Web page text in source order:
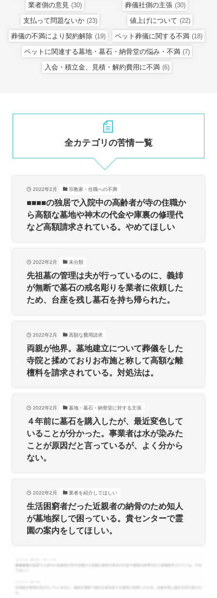
業者側の意見 (30) 葬儀社側の主張 (30)
支払って問題ないか (23) 値上げについて (22)
葬儀の不満により契約解除 (19) ペット葬儀に関する不満 (18)
ペットに関連する墓地・墓石・納骨堂の悩み・不満 (7)
入会・積立金、見積・解約費用に不満 (6)
全カテゴリの苦情一覧
2022年2月 宗教家・住職への不満
■■■■の独居で入院中の高齢者が寺の住職か
ら高額な墓地や神木の代金や庫裏の修理代
など高額請求されている。やめてほしい
2022年2月 未分類
先祖墓の管理は夫が行っているのに、義姉
が無断で墓石の戒名彫りを業者に依頼した
ため、台座を残し墓石を持ち帰られた。
2022年2月 高額な費用請求
両親が他界。墓地建立について葬儀をした
寺院と揉めておりお布施と称して高額な離
檀料を請求されている。対処法は。
2022年2月 墓地・墓石・納骨堂に対する主張
４年前に墓石を購入したが、最近変色して
いることが分かった。事業者は水が染みた
ことが原因だと言っているが、よく分から
ない。
2022年2月 業者を紹介してほしい
生活困窮者だった近親者の納骨のため知人
が墓地探しで困っている。貴センターで霊
園の案内をしてほしい。